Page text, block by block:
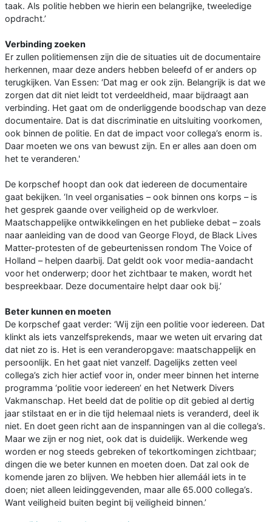
taak. Als politie hebben we hierin een belangrijke, tweeledige
opdracht.’
Verbinding zoeken
Er zullen politiemensen zijn die de situaties uit de documentaire
herkennen, maar deze anders hebben beleefd of er anders op
terugkijken. Van Essen: ‘Dat mag er ook zijn. Belangrijk is dat we
zorgen dat dit niet leidt tot verdeeldheid, maar bijdraagt aan
verbinding. Het gaat om de onderliggende boodschap van deze
documentaire. Dat is dat discriminatie en uitsluiting voorkomen,
ook binnen de politie. En dat de impact voor collega’s enorm is.
Daar moeten we ons van bewust zijn. En er alles aan doen om
het te veranderen.'
De korpschef hoopt dan ook dat iedereen de documentaire
gaat bekijken. ‘In veel organisaties – ook binnen ons korps – is
het gesprek gaande over veiligheid op de werkvloer.
Maatschappelijke ontwikkelingen en het publieke debat – zoals
naar aanleiding van de dood van George Floyd, de Black Lives
Matter-protesten of de gebeurtenissen rondom The Voice of
Holland – helpen daarbij. Dat geldt ook voor media-aandacht
voor het onderwerp; door het zichtbaar te maken, wordt het
bespreekbaar. Deze documentaire helpt daar ook bij.’
Beter kunnen en moeten
De korpschef gaat verder: ‘Wij zijn een politie voor iedereen. Dat
klinkt als iets vanzelfsprekends, maar we weten uit ervaring dat
dat niet zo is. Het is een veranderopgave: maatschappelijk en
persoonlijk. En het gaat niet vanzelf. Dagelijks zetten veel
collega’s zich hier actief voor in, onder meer binnen het interne
programma ‘politie voor iedereen’ en het Netwerk Divers
Vakmanschap. Het beeld dat de politie op dit gebied al dertig
jaar stilstaat en er in die tijd helemaal niets is veranderd, deel ik
niet. En doet geen richt aan de inspanningen van al die collega’s.
Maar we zijn er nog niet, ook dat is duidelijk. Werkende weg
worden er nog steeds gebreken of tekortkomingen zichtbaar;
dingen die we beter kunnen en moeten doen. Dat zal ook de
komende jaren zo blijven. We hebben hier allemáál iets in te
doen; niet alleen leidinggevenden, maar alle 65.000 collega’s.
Want veiligheid buiten begint bij veiligheid binnen.’